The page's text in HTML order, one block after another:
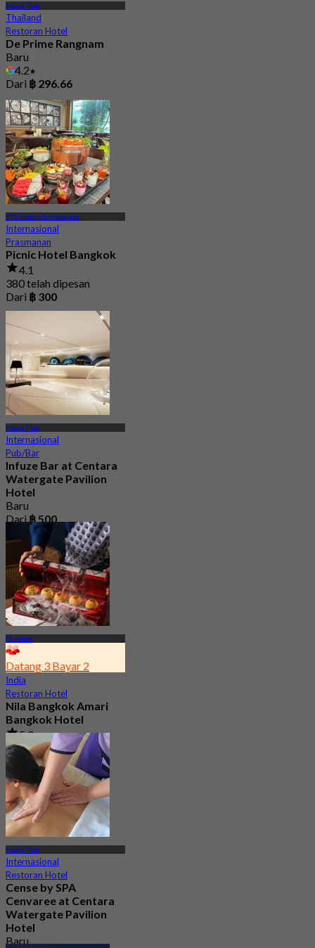
Phaya Thai
Thailand
Restoran Hotel
De Prime Rangnam
Baru
4.2
Dari ฿ 296.66
BTS Victory Monument
Internasional
Prasmanan
Picnic Hotel Bangkok
4.1
380 telah dipesan
Dari ฿ 300
Phaya Thai
Internasional
Pub/Bar
Infuze Bar at Centara
Watergate Pavilion
Hotel
Baru
Dari ฿ 500
Chidlom
Datang 3 Bayar 2
India
Restoran Hotel
Nila Bangkok Amari
Bangkok Hotel
5.0
194 telah dipesan
Dari
฿ 799.33
Phaya Thai
Internasional
Restoran Hotel
Cense by SPA
Cenvaree at Centara
Watergate Pavilion
Hotel
Baru